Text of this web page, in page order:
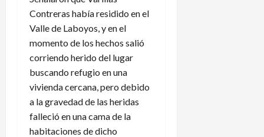
Contreras había residido en el
Valle de Laboyos, y en el
momento de los hechos salió
corriendo herido del lugar
buscando refugio en una
vivienda cercana, pero debido
a la gravedad de las heridas
falleció en una cama de la
habitaciones de dicho